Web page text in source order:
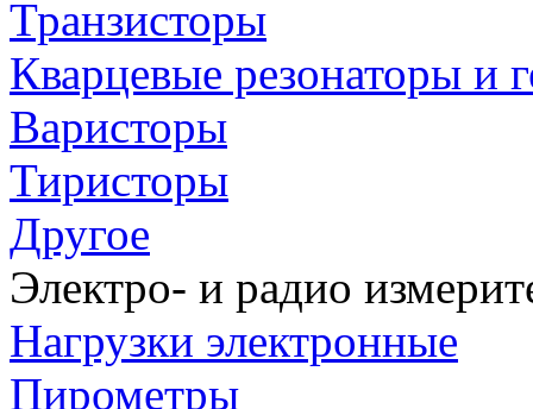
Транзисторы
Кварцевые резонаторы и
Варисторы
Тиристоры
Другое
Электро- и радио
Нагрузки электронные
Пирометры